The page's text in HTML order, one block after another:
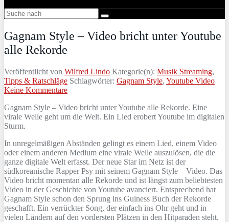
Gagnam Style – Video bricht unter Youtube
alle Rekorde
Veröffentlicht von Wilfred Lindo Kategorie(n): Musik Streaming,
Tipps & Ratschläge Schlagwörter: Gagnam Style, Youtube Video
Keine Kommentare
Gagnam Style – Video bricht unter Youtube alle Rekorde. Eine
virale Welle geht um die Welt. Ein Lied erobert Youtube im digitalen
Sturm.
In unregelmäßigen Abständen gelingt es einem Lied, einem Video
oder einem anderen Medium eine virale Welle auszulösen, die die
ganze digitale Welt erfasst. Der neue Star im Netz ist der
südkoreanische Rapper Psy mit seinem Gagnam Style – Video. Das
Video bricht momentan alle Rekorde und ist längst zum beliebtesten
Video in der Geschichte von Youtube avanciert. Entsprechend hat
Gagnam Style schon den Sprung ins Guiness Buch der Rekorde
geschafft. Ein verrückter Song, der einfach ins Ohr geht und in
vielen Ländern auf den vordersten Plätzen in den Hitparaden steht.